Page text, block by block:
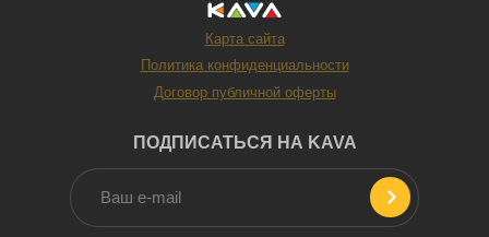
Карта сайта
Политика конфиденциальности
Договор публичной оферты
ПОДПИСАТЬСЯ НА KAVA